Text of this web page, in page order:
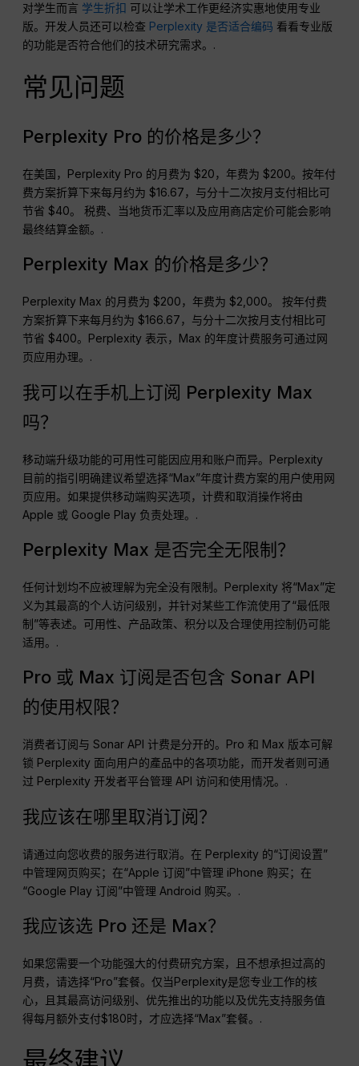
对学生而言 学生折扣 可以让学术工作更经济实惠地使用专业
版。开发人员还可以检查 Perplexity 是否适合编码 看看专业版
的功能是否符合他们的技术研究需求。.
常见问题
Perplexity Pro 的价格是多少？
在美国，Perplexity Pro 的月费为 $20，年费为 $200。按年付
费方案折算下来每月约为 $16.67，与分十二次按月支付相比可
节省 $40。 税费、当地货币汇率以及应用商店定价可能会影响
最终结算金额。.
Perplexity Max 的价格是多少？
Perplexity Max 的月费为 $200，年费为 $2,000。 按年付费
方案折算下来每月约为 $166.67，与分十二次按月支付相比可
节省 $400。Perplexity 表示，Max 的年度计费服务可通过网
页应用办理。.
我可以在手机上订阅 Perplexity Max
吗？
移动端升级功能的可用性可能因应用和账户而异。Perplexity
目前的指引明确建议希望选择“Max”年度计费方案的用户使用网
页应用。如果提供移动端购买选项，计费和取消操作将由
Apple 或 Google Play 负责处理。.
Perplexity Max 是否完全无限制？
任何计划均不应被理解为完全没有限制。Perplexity 将“Max”定
义为其最高的个人访问级别，并针对某些工作流使用了“最低限
制”等表述。可用性、产品政策、积分以及合理使用控制仍可能
适用。.
Pro 或 Max 订阅是否包含 Sonar API
的使用权限？
消费者订阅与 Sonar API 计费是分开的。Pro 和 Max 版本可解
锁 Perplexity 面向用户的產品中的各项功能，而开发者则可通
过 Perplexity 开发者平台管理 API 访问和使用情况。.
我应该在哪里取消订阅？
请通过向您收费的服务进行取消。在 Perplexity 的“订阅设置”
中管理网页购买；在“Apple 订阅”中管理 iPhone 购买；在
“Google Play 订阅”中管理 Android 购买。.
我应该选 Pro 还是 Max？
如果您需要一个功能强大的付费研究方案，且不想承担过高的
月费，请选择“Pro”套餐。仅当Perplexity是您专业工作的核
心，且其最高访问级别、优先推出的功能以及优先支持服务值
得每月额外支付$180时，才应选择“Max”套餐。.